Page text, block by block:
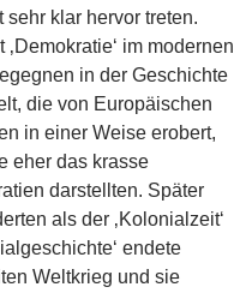
klar hervor treten.
im modernen
in der Geschichte
die von Europäischen
in einer Weise erobert,
eher das krasse
darstellten. Später
als der ‚Kolonialzeit‘
endete
Weltkrieg und sie